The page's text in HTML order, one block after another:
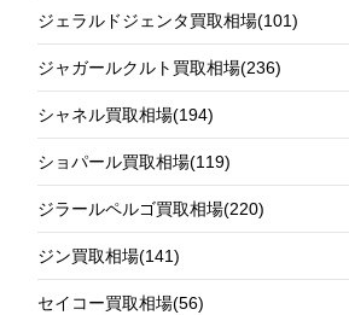
ジェラルドジェンタ買取相場(101)
ジャガールクルト買取相場(236)
シャネル買取相場(194)
ショパール買取相場(119)
ジラールペルゴ買取相場(220)
ジン買取相場(141)
セイコー買取相場(56)